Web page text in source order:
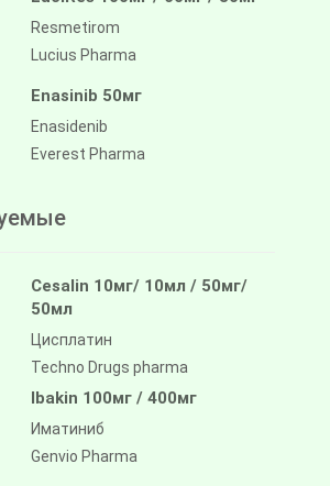
Resmetirom
Lucius Pharma
Enasinib 50мг
Enasidenib
Everest Pharma
Cesalin 10мг/ 10мл / 50мг/
50мл
Цисплатин
Techno Drugs pharma
Ibakin 100мг / 400мг
Иматиниб
Genvio Pharma